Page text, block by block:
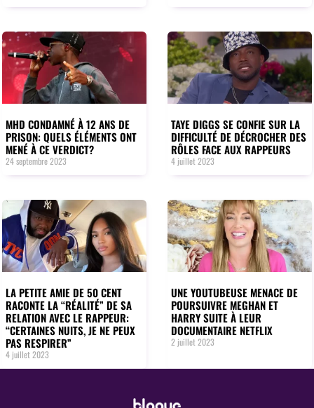
MHD CONDAMNÉ À 12 ANS DE
PRISON: QUELS ÉLÉMENTS ONT
MENÉ À CE VERDICT?
24 septembre 2023
TAYE DIGGS SE CONFIE SUR LA
DIFFICULTÉ DE DÉCROCHER DES
RÔLES FACE AUX RAPPEURS
4 juillet 2023
LA PETITE AMIE DE 50 CENT
RACONTE LA “RÉALITÉ” DE SA
RELATION AVEC LE RAPPEUR:
“CERTAINES NUITS, JE NE PEUX
PAS RESPIRER”
4 juillet 2023
UNE YOUTUBEUSE MENACE DE
POURSUIVRE MEGHAN ET
HARRY SUITE À LEUR
DOCUMENTAIRE NETFLIX
2 juillet 2023